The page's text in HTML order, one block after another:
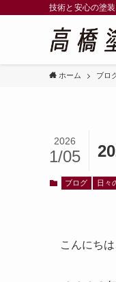
技術と安心の塗
ホーム ブロ
2026
1/05
ブログ 日々
こんにち